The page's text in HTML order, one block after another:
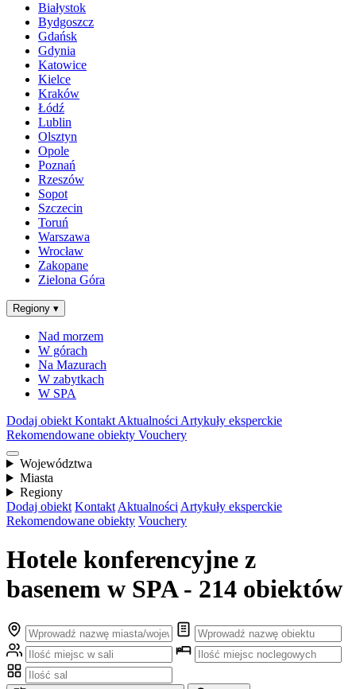
Białystok
Bydgoszcz
Gdańsk
Gdynia
Katowice
Kielce
Kraków
Łódź
Lublin
Olsztyn
Opole
Poznań
Rzeszów
Sopot
Szczecin
Toruń
Warszawa
Wrocław
Zakopane
Zielona Góra
Regiony ▾
Nad morzem
W górach
Na Mazurach
W zabytkach
W SPA
Dodaj obiekt Kontakt Aktualności Artykuły eksperckie
Rekomendowane obiekty Vouchery
Województwa
Miasta
Regiony
Dodaj obiekt Kontakt Aktualności Artykuły eksperckie
Rekomendowane obiekty Vouchery
Hotele konferencyjne z
basenem w SPA - 214 obiektów